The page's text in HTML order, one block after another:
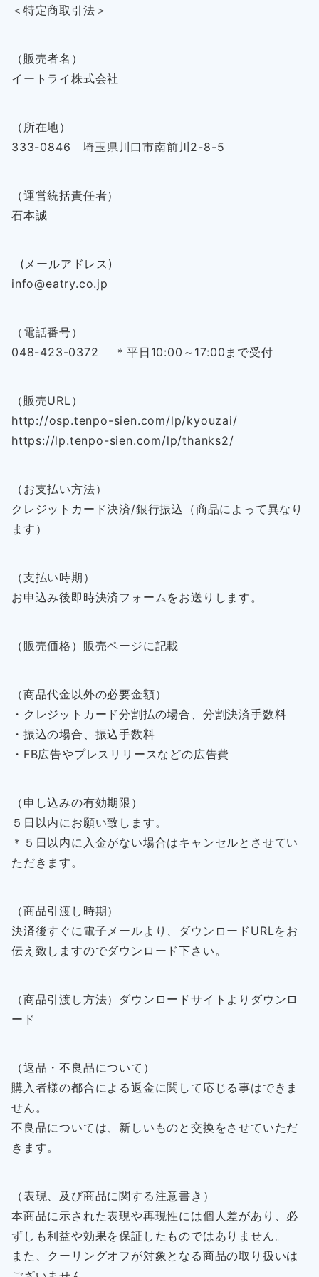
＜特定商取引法＞
（販売者名）
イートライ株式会社
（所在地）
333-0846 埼玉県川口市南前川2-8-5
（運営統括責任者）
石本誠
(メールアドレス)
info@eatry.co.jp
（電話番号）
048-423-0372 ＊平日10:00～17:00まで受付
（販売URL）
http://osp.tenpo-sien.com/lp/kyouzai/
https://lp.tenpo-sien.com/lp/thanks2/
（お支払い方法）
クレジットカード決済/銀行振込（商品によって異なり
ます）
（支払い時期）
お申込み後即時決済フォームをお送りします。
（販売価格）販売ページに記載
（商品代金以外の必要金額）
・クレジットカード分割払の場合、分割決済手数料
・振込の場合、振込手数料
・FB広告やプレスリリースなどの広告費
（申し込みの有効期限）
５日以内にお願い致します。
＊５日以内に入金がない場合はキャンセルとさせてい
ただきます。
（商品引渡し時期）
決済後すぐに電子メールより、ダウンロードURLをお
伝え致しますのでダウンロード下さい。
（商品引渡し方法）ダウンロードサイトよりダウンロ
ード
（返品・不良品について）
購入者様の都合による返金に関して応じる事はできま
せん。
不良品については、新しいものと交換をさせていただ
きます。
（表現、及び商品に関する注意書き）
本商品に示された表現や再現性には個人差があり、必
ずしも利益や効果を保証したものではありません。
また、クーリングオフが対象となる商品の取り扱いは